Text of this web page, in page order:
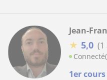
1er
Jean-
★ 5,0 (1